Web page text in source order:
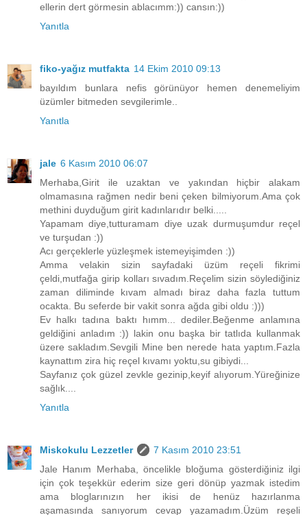
ellerin dert görmesin ablacımm:)) cansın:))
Yanıtla
fiko-yağız mutfakta 14 Ekim 2010 09:13
bayıldım bunlara nefis görünüyor hemen denemeliyim
üzümler bitmeden sevgilerimle..
Yanıtla
jale 6 Kasım 2010 06:07
Merhaba,Girit ile uzaktan ve yakından hiçbir alakam
olmamasına rağmen nedir beni çeken bilmiyorum.Ama çok
methini duyduğum girit kadınlarıdır belki.....
Yapamam diye,tutturamam diye uzak durmuşumdur reçel
ve turşudan :))
Acı gerçeklerle yüzleşmek istemeyişimden :))
Amma velakin sizin sayfadaki üzüm reçeli fikrimi
çeldi,mutfağa girip kolları sıvadım.Reçelim sizin söylediğiniz
zaman diliminde kıvam almadı biraz daha fazla tuttum
ocakta. Bu seferde bir vakit sonra ağda gibi oldu :)))
Ev halkı tadına baktı hımm... dediler.Beğenme anlamına
geldiğini anladım :)) lakin onu başka bir tatlıda kullanmak
üzere sakladım.Sevgili Mine ben nerede hata yaptım.Fazla
kaynattım zira hiç reçel kıvamı yoktu,su gibiydi...
Sayfanız çok güzel zevkle gezinip,keyif alıyorum.Yüreğinize
sağlık....
Yanıtla
Miskokulu Lezzetler
7 Kasım 2010 23:51
Jale Hanım Merhaba, öncelikle bloğuma gösterdiğiniz ilgi
için çok teşekkür ederim size geri dönüp yazmak istedim
ama bloglarınızın her ikisi de henüz hazırlanma
aşamasında sanıyorum cevap yazamadım.Üzüm reşeli